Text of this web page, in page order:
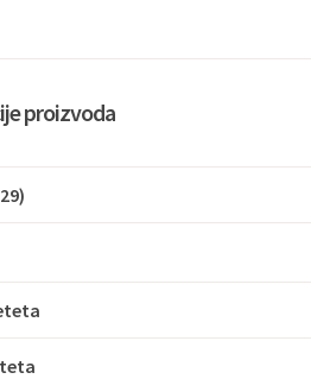
proizvoda